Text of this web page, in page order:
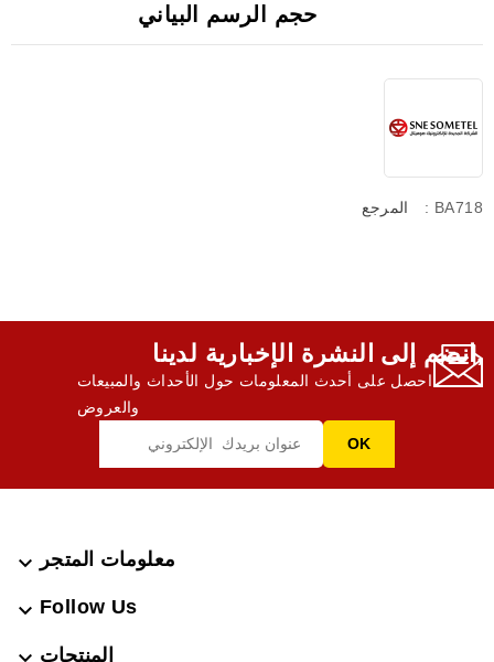
حجم الرسم البياني
المرجع : BA718
انضم إلى النشرة الإخبارية لدينا,
احصل على أحدث المعلومات حول الأحداث والمبيعات
والعروض
معلومات المتجر 
Follow Us

المنتجات